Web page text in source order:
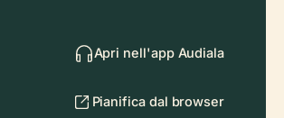
Apri nell'app Audiala
Pianifica dal browser